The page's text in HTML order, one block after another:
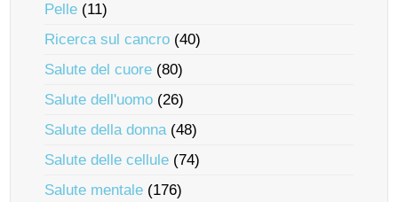
Pelle (11)
Ricerca sul cancro (40)
Salute del cuore (80)
Salute dell'uomo (26)
Salute della donna(48)
Salute delle cellule (74)
Salute mentale (176)